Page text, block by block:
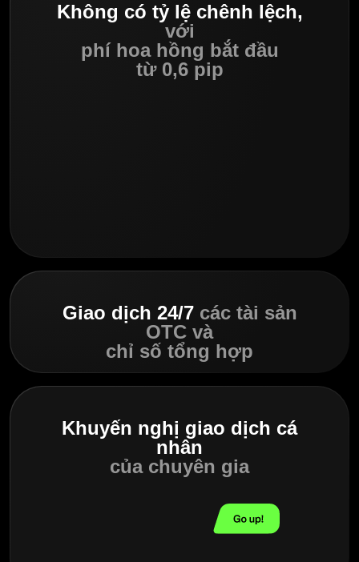
Không có tỷ lệ chênh lệch,
với
phí hoa hồng bắt đầu
từ 0,6 pip
Giao dịch 24/7các tài sản
OTC và
chỉ số tổng hợp
Khuyến nghị giao dịch cá
nhân
của chuyên gia